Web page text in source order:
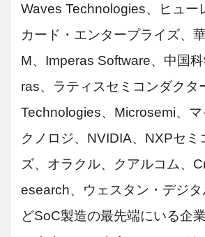
Waves Technologies、ヒュー
カード・エンタープライズ、
M、Imperas Software、中国
ras、ラティスセミコンダクタ
Technologies、Microsemi、
クノロジ、NVIDIA、NXPセミ
ズ、オラクル、クアルコム、
esearch、ウェスタン・デジ
どSoC製造の最先端にいる企